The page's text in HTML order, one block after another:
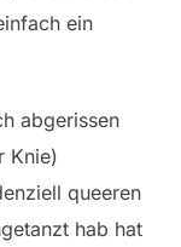
ein
abgerissen
Knie)
queeren
hab hat